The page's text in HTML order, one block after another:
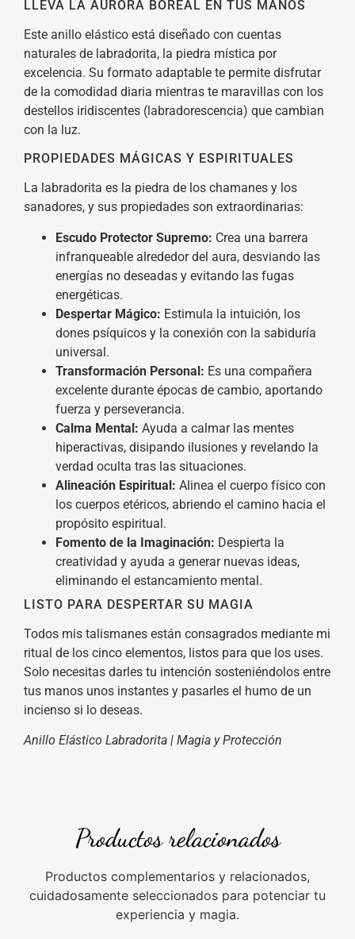
LLEVA LA AURORA BOREAL EN TUS MANOS
Este anillo elástico está diseñado con cuentas
naturales de labradorita, la piedra mística por
excelencia. Su formato adaptable te permite disfrutar
de la comodidad diaria mientras te maravillas con los
destellos iridiscentes (labradorescencia) que cambian
con la luz.
PROPIEDADES MÁGICAS Y ESPIRITUALES
La labradorita es la piedra de los chamanes y los
sanadores, y sus propiedades son extraordinarias:
Escudo Protector Supremo: Crea una barrera
infranqueable alrededor del aura, desviando las
energías no deseadas y evitando las fugas
energéticas.
Despertar Mágico: Estimula la intuición, los
dones psíquicos y la conexión con la sabiduría
universal.
Transformación Personal: Es una compañera
excelente durante épocas de cambio, aportando
fuerza y perseverancia.
Calma Mental: Ayuda a calmar las mentes
hiperactivas, disipando ilusiones y revelando la
verdad oculta tras las situaciones.
Alineación Espiritual: Alinea el cuerpo físico con
los cuerpos etéricos, abriendo el camino hacia el
propósito espiritual.
Fomento de la Imaginación: Despierta la
creatividad y ayuda a generar nuevas ideas,
eliminando el estancamiento mental.
LISTO PARA DESPERTAR SU MAGIA
Todos mis talismanes están consagrados mediante mi
ritual de los cinco elementos, listos para que los uses.
Solo necesitas darles tu intención sosteniéndolos entre
tus manos unos instantes y pasarles el humo de un
incienso si lo deseas.
Anillo Elástico Labradorita | Magia y Protección
Productos relacionados
Productos complementarios y relacionados,
cuidadosamente seleccionados para potenciar tu
experiencia y magia.